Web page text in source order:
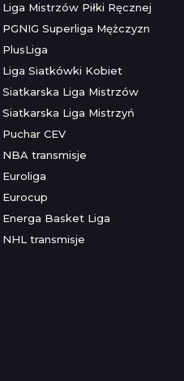
Liga Mistrzów Piłki Ręcznej
PGNIG Superliga Mężczyzn
PlusLiga
Liga Siatkówki Kobiet
Siatkarska Liga Mistrzów
Siatkarska Liga Mistrzyń
Puchar CEV
NBA transmisje
Euroliga
Eurocup
Energa Basket Liga
NHL transmisje